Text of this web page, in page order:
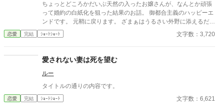
ちょっとどころかだいぶ天然の入ったお嬢さんが、なんとか頑張
って婚約の白紙化を狙った結果のお話。 御都合主義のハッピーエ
ンドです。 元鞘に戻ります。 ざまぁはうるさい外野に添えるだ
け。 小説家になろう様でも投稿しています。
恋愛 完結 ｼｮｰﾄｼｮｰﾄ 文字数：3,720
愛されない妻は死を望む
ルー
タイトルの通りの内容です。
恋愛 完結 ｼｮｰﾄｼｮｰﾄ 文字数：6,621